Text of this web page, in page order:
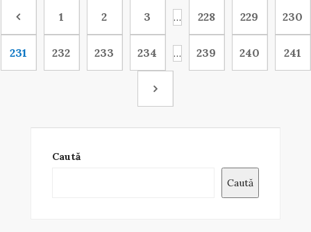
1 2 3 … 228 229 230
231 232 233 234 … 239 240 241
Caută
Caută